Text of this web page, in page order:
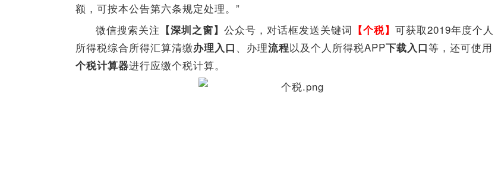
额，可按本公告第六条规定处理。”
微信搜索关注 【深圳之窗】 公众号，对话框发送关键词 【个税】 可获取2019年度个人
所得税综合所得汇算清缴办理入口 、办理流程以及个人所得税APP下载入口等，还可使用
个税计算器进行应缴个税计算。